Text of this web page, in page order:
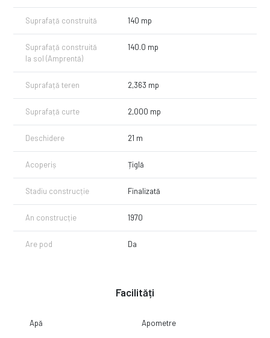
Suprafață construită 140 mp
Suprafață construită
la sol (Amprentă)
140.0 mp
Suprafață teren 2,363 mp
Suprafață curte 2,000 mp
Deschidere 21 m
Acoperiș Țiglă
Stadiu construcție Finalizată
An construcție 1970
Are pod Da
Facilități
Apă Apometre